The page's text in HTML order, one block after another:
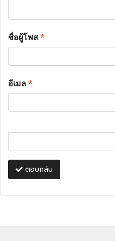
ชื่อผู้โพส*
อีเมล*
ตอบกลับ